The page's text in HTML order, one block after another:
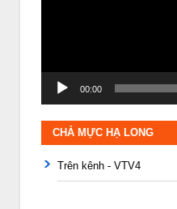
00:00
CHẢ MỰC HẠ LONG
Trên kênh - VTV4